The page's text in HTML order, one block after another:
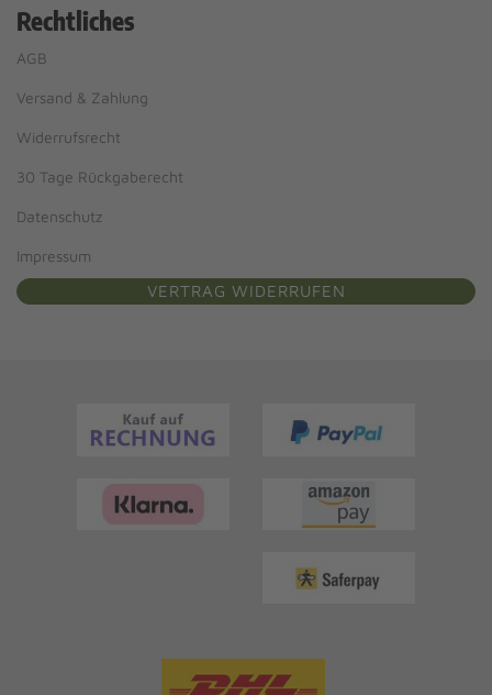
Rechtliches
AGB
Versand & Zahlung
Widerrufsrecht
30 Tage Rückgaberecht
Datenschutz
Impressum
VERTRAG WIDERRUFEN